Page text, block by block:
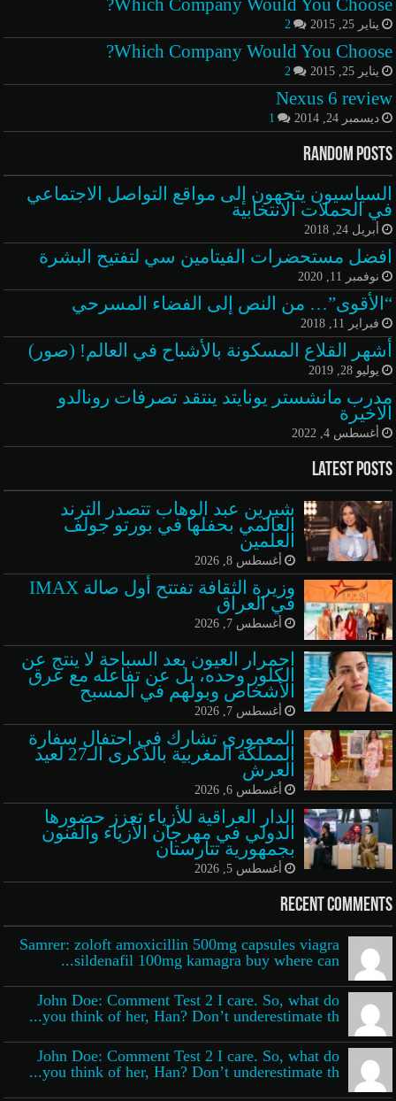
يناير 25, 2015 2
Which Company Would You Choose?
يناير 25, 2015 2
Nexus 6 review
ديسمبر 24, 2014 1
Random Posts
السياسيون يتجهون إلى مواقع التواصل الاجتماعي
في الحملات الانتخابية
أبريل 24, 2018
افضل مستحضرات الفيتامين سي لتفتيح البشرة
نوفمبر 11, 2020
“الأقوى”… من النص إلى الفضاء المسرحي
فبراير 11, 2018
أشهر القلاع المسكونة بالأشباح في العالم! (صور)
يوليو 28, 2019
مدرب مانشستر يونايتد ينتقد تصرفات رونالدو
الاخيرة
أغسطس 4, 2022
Latest Posts
شيرين عبد الوهاب تتصدر الترند
العالمي بحفلها في بورتو جولف
العلمين
أغسطس 8, 2026
وزيرة الثقافة تفتتح أول صالة IMAX
في العراق
أغسطس 7, 2026
احمرار العيون بعد السباحة لا ينتج عن
الكلور وحده، بل عن تفاعله مع عرق
الأشخاص وبولهم في المسبح
أغسطس 7, 2026
المعموري تشارك في احتفال سفارة
المملكة المغربية بالذكرى الـ27 لعيد
العرش
أغسطس 6, 2026
الدار العراقية للأزياء تعزز حضورها
الدولي في مهرجان الأزياء والفنون
بجمهورية تتارستان
أغسطس 5, 2026
Recent Comments
Samrer: zoloft amoxicillin 500mg capsules viagra
sildenafil 100mg kamagra buy where can...
John Doe: Comment Test 2 I care. So, what do
you think of her, Han? Don’t underestimate th...
John Doe: Comment Test 2 I care. So, what do
you think of her, Han? Don’t underestimate th...